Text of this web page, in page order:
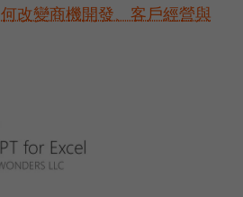
改變商機開發、客戶經營與